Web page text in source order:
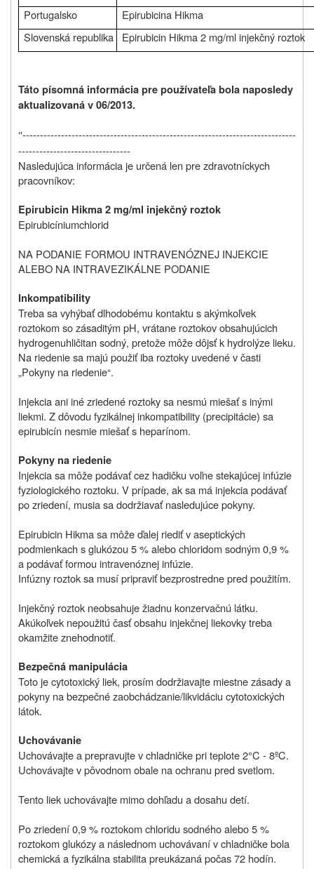
Portugalsko
Epirubicina Hikma
Slovenská republika
Epirubicin Hikma 2 mg/ml injekčný roztok
Táto písomná informácia pre používateľa bola naposledy
aktualizovaná v 06/2013.
"------------------------------------------------------------------------------
--------------------------------
Nasledujúca informácia je určená len pre zdravotníckych
pracovníkov:
Epirubicin Hikma 2 mg/ml injekčný roztok
Epirubicíniumchlorid
NA PODANIE FORMOU INTRAVENÓZNEJ INJEKCIE
ALEBO NA INTRAVEZIKÁLNE PODANIE
Inkompatibility
Treba sa vyhýbať dlhodobému kontaktu s akýmkoľvek
roztokom so zásaditým pH, vrátane roztokov obsahujúcich
hydrogenuhličitan sodný, pretože môže dôjsť k hydrolýze lieku.
Na riedenie sa majú použiť iba roztoky uvedené v časti
„Pokyny na riedenie“.
Injekcia ani iné zriedené roztoky sa nesmú miešať s inými
liekmi. Z dôvodu fyzikálnej inkompatibility (precipitácie) sa
epirubicín nesmie miešať s heparínom.
Pokyny na riedenie
Injekcia sa môže podávať cez hadičku voľne stekajúcej infúzie
fyziologického roztoku. V prípade, ak sa má injekcia podávať
po zriedení, musia sa dodržiavať nasledujúce pokyny.
Epirubicin Hikma sa môže ďalej riediť v aseptických
podmienkach s glukózou 5 % alebo chloridom sodným 0,9 %
a podávať formou intravenóznej infúzie.
Infúzny roztok sa musí pripraviť bezprostredne pred použitím.
Injekčný roztok neobsahuje žiadnu konzervačnú látku.
Akúkoľvek nepoužitú časť obsahu injekčnej liekovky treba
okamžite znehodnotiť.
Bezpečná manipulácia
Toto je cytotoxický liek, prosím dodržiavajte miestne zásady a
pokyny na bezpečné zaobchádzanie/likvidáciu cytotoxických
látok.
Uchovávanie
Uchovávajte a prepravujte v chladničke pri teplote 2°C ‑ 8ºC.
Uchovávajte v pôvodnom obale na ochranu pred svetlom.
Tento liek uchovávajte mimo dohľadu a dosahu detí.
Po zriedení 0,9 % roztokom chloridu sodného alebo 5 %
roztokom glukózy a následnom uchovávaní v chladničke bola
chemická a fyzikálna stabilita preukázaná počas 72 hodín.